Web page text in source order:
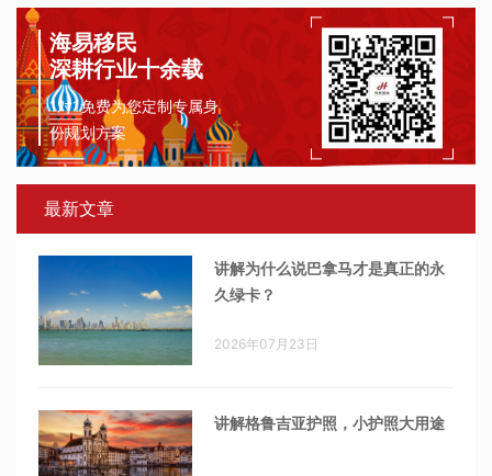
海易移民
深耕行业十余载
1对1免费为您定制专属身
份规划方案
最新文章
讲解为什么说巴拿马才是真正的永
久绿卡？
2026年07月23日
讲解格鲁吉亚护照，小护照大用途